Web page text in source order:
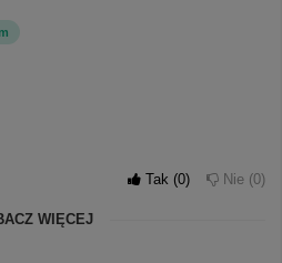
Tak 0 Nie 0
WIĘCEJ